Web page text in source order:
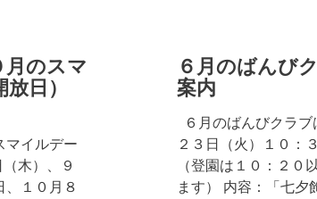
月のスマ
日）
マイルデー
木）、９
、１０月８
６月のばんび
案内
６月のばんびクラブ
２３日（火）１０：
（登園は１０：２０
ます） 内容：「七夕